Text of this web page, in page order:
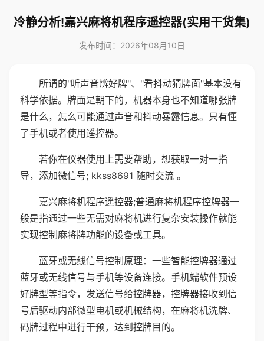
冷静分析!嘉兴麻将机程序遥控器(实用干货集)
发布时间：2026年08月10日
所谓的"听声音辨好牌"、"看抖动猜牌面"基本没有
科学依据。牌面是朝下的，机器本身也不知道哪张牌
是什么，怎么可能通过声音和抖动暴露信息。只有懂
了手机或者使用遥控器。
若你在仪器使用上需要帮助，想获取一对一指
导，添加微信号; kkss8691 随时交流 。
嘉兴麻将机程序遥控器;普通麻将机程序控牌器一
般是指通过一些无需对麻将机进行复杂安装操作就能
实现控制麻将牌功能的设备或工具。
蓝牙或无线信号控制原理：一些智能控牌器通过
蓝牙或无线信号与手机等设备连接。手机端软件预设
好牌型等指令，发送信号给控牌器，控牌器接收到信
号后驱动内部微型电机或机械结构，在麻将机洗牌、
码牌过程中进行干预，达到控牌目的。